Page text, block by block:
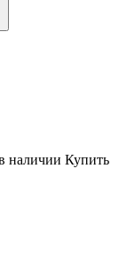
наличии Купить